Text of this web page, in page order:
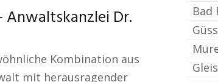
Dr.
Kombination aus
mit herausragender
Bad